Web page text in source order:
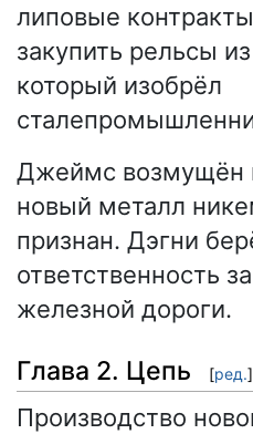
липовые
закупить рельсы
который изобрёл
Джеймс возмущён
новый металл
признан. Дэгни
ответственность
железной дороги.
Глава 2. Цепь [ред.]
Производство